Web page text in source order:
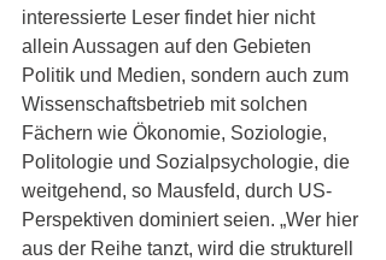
interessierte Leser findet hier nicht
allein Aussagen auf den Gebieten
Politik und Medien, sondern auch zum
Wissenschaftsbetrieb mit solchen
Fächern wie Ökonomie, Soziologie,
Politologie und Sozialpsychologie, die
weitgehend, so Mausfeld, durch US-
Perspektiven dominiert seien. „Wer hier
aus der Reihe tanzt, wird die strukturell